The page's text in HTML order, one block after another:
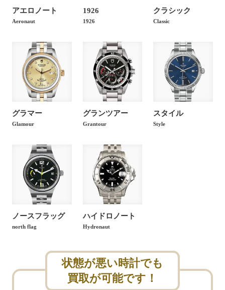
チューダー ブラックベイ 36 ブラ
140,000
チューダー ブラックベイ 36 ブラ
ック ベージュ レザー 79500
180,000 円
チューダー ブラックベイ 36 ブラ
ック ブラック ファブリック
79500
140,000円
ック ブラウン レザー 79500
チューダー ブラックベイ 41 S&G
シャンパン 79543
ブラック 79543
ー ブレス 79540
200,000
チューダー ブラックベイ 41 ブル
180,000
アエロノート
Aeronaut
1926
1926
クラシック
Classic
グラマー
Glamour
グランツアー
Grantour
スタイル
Style
ノースフラッグ
north flag
ハイドロノート
Hydronaut
状態が悪い時計でも
買取が可能です！